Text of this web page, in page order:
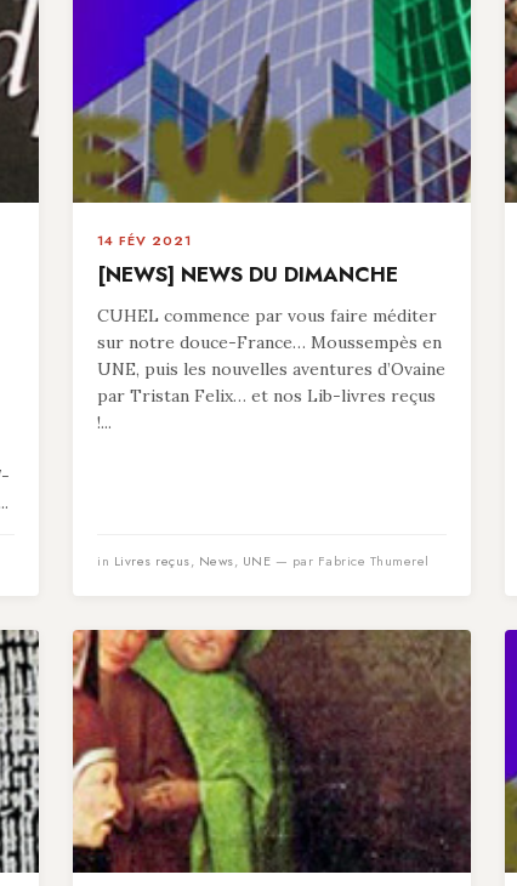
14 FÉV 2021
[NEWS] NEWS DU DIMANCHE
CUHEL commence par vous faire méditer
sur notre douce-France… Moussempès en
UNE, puis les nouvelles aventures d’Ovaine
par Tristan Felix… et nos Lib-livres reçus
!...
in Livres reçus, News, UNE — par Fabrice Thumerel